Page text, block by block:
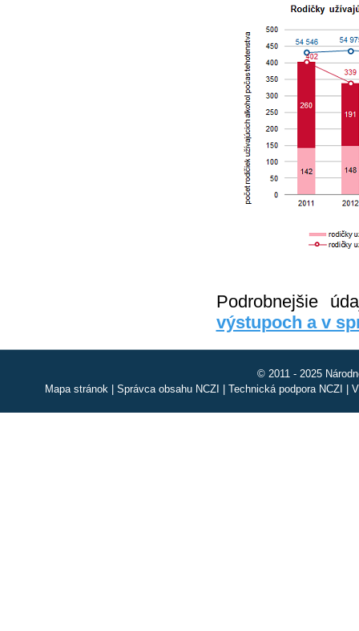
Podrobnejšie
výstupoch a v
© 2011 - 2025
Mapa stránok| Správca obsahu NCZI Technická podpora NCZI